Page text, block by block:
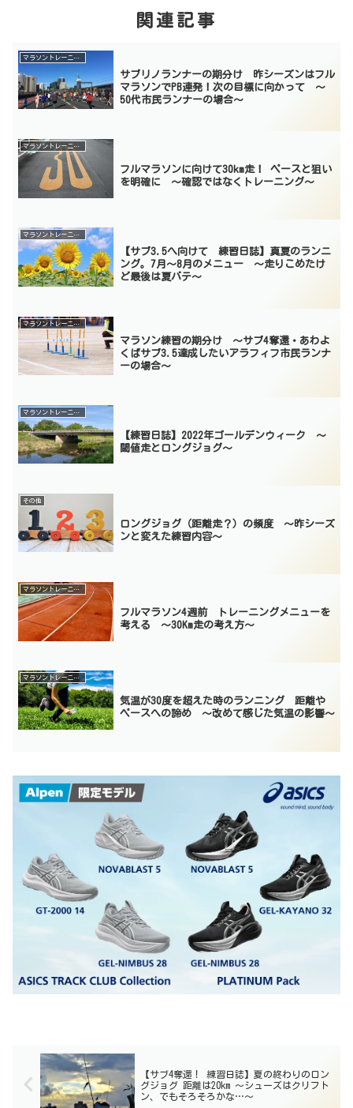
関連記事
マラソントレーニング
サブリノランナーの期分け 昨シーズンはフル
マラソンでPB連発！次の目標に向かって 〜
50代市民ランナーの場合〜
マラソントレーニング
フルマラソンに向けて30km走！ ペースと狙い
を明確に ～確認ではなくトレーニング～
マラソントレーニング
【サブ3.5へ向けて 練習日誌】真夏のランニ
ング。7月〜8月のメニュー 〜走りこめたけ
ど最後は夏バテ〜
マラソントレーニング
マラソン練習の期分け 〜サブ4奪還・あわよ
くばサブ3.5達成したいアラフィフ市民ランナ
ーの場合〜
マラソントレーニング
【練習日誌】2022年ゴールデンウィーク 〜
閾値走とロングジョグ〜
その他
ロングジョグ（距離走？）の頻度 〜昨シーズ
ンと変えた練習内容〜
マラソントレーニング
フルマラソン4週前 トレーニングメニューを
考える 〜30Km走の考え方〜
マラソントレーニング
気温が30度を超えた時のランニング 距離や
ペースへの諦め 〜改めて感じた気温の影響〜
【サブ4奪還！ 練習日誌】夏の終わりのロン
グジョグ 距離は20km 〜シューズはクリフト
ン、でもそろそろかな…〜